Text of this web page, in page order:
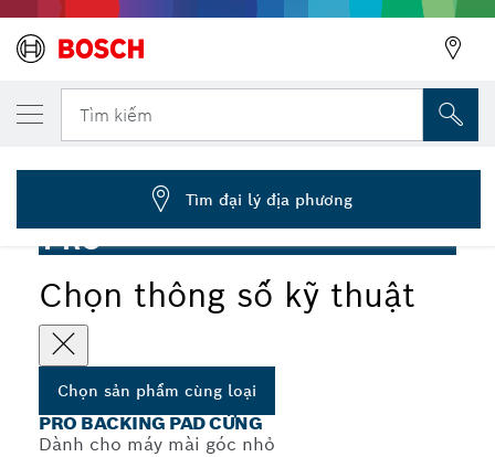
Tìm kiếm
... Đế đỡ PRO cứng dùng cho máy mài góc nhỏ, X-Lock
PRO
Chọn thông số kỹ thuật
Chọn sản phẩm cùng loại
PRO BACKING PAD CỨNG
Dành cho máy mài góc nhỏ
SẢN PHẨM CÙNG LOẠI ĐÃ CHỌN
Đế đỡ PRO cứng, 125 mm, X-Lock
2 608 601 716
Tìm đại lý địa phương